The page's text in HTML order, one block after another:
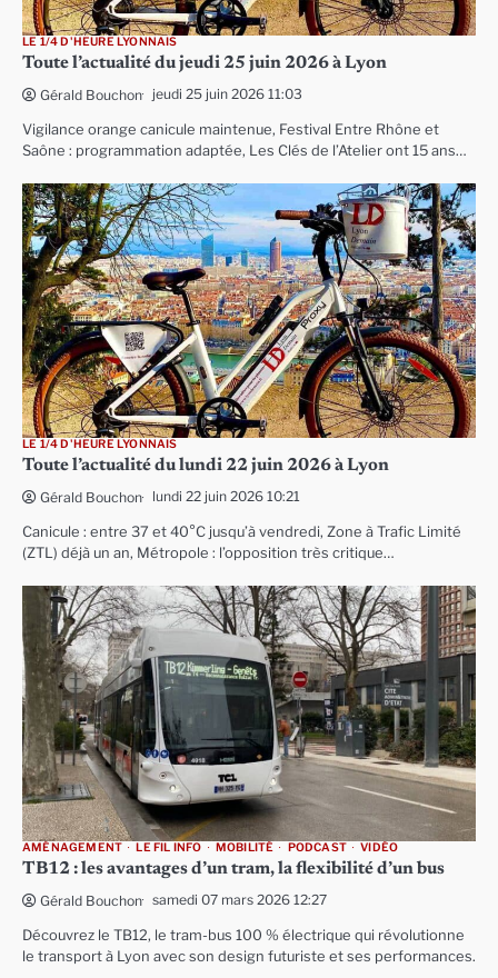
LE 1/4 D'HEURE LYONNAIS
Toute l’actualité du jeudi 25 juin 2026 à Lyon
Gérald Bouchon jeudi 25 juin 2026 11:03
Vigilance orange canicule maintenue, Festival Entre Rhône et
Saône : programmation adaptée, Les Clés de l’Atelier ont 15 ans…
LE 1/4 D'HEURE LYONNAIS
Toute l’actualité du lundi 22 juin 2026 à Lyon
Gérald Bouchon lundi 22 juin 2026 10:21
Canicule : entre 37 et 40°C jusqu’à vendredi, Zone à Trafic Limité
(ZTL) déjà un an, Métropole : l’opposition très critique…
AMÉNAGEMENT LE FIL INFO MOBILITÉ PODCAST VIDÉO
TB12 : les avantages d’un tram, la flexibilité d’un bus
Gérald Bouchon samedi 07 mars 2026 12:27
Découvrez le TB12, le tram-bus 100 % électrique qui révolutionne
le transport à Lyon avec son design futuriste et ses performances.